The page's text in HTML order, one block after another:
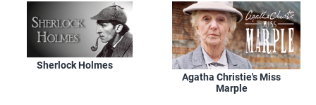
Sherlock Holmes
Agatha Christie's Miss
Marple